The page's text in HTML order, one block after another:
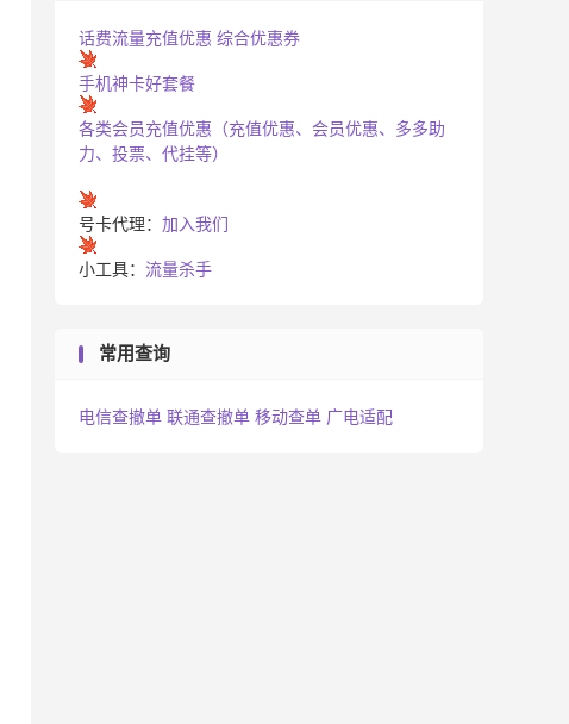
话费流量充值优惠 综合优惠券
手机神卡好套餐
各类会员充值优惠（充值优惠、会员优惠、多多助
力、投票、代挂等）
号卡代理： 加入我们
小工具： 流量杀手
常用查询
电信查撤单 联通查撤单 移动查单 广电适配